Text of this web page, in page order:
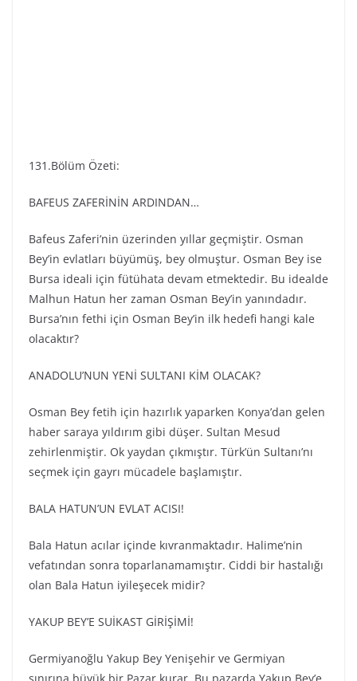
131.Bölüm Özeti:
BAFEUS ZAFERİNİN ARDINDAN…
Bafeus Zaferi’nin üzerinden yıllar geçmiştir. Osman
Bey’in evlatları büyümüş, bey olmuştur. Osman Bey ise
Bursa ideali için fütühata devam etmektedir. Bu idealde
Malhun Hatun her zaman Osman Bey’in yanındadır.
Bursa’nın fethi için Osman Bey’in ilk hedefi hangi kale
olacaktır?
ANADOLU’NUN YENİ SULTANI KİM OLACAK?
Osman Bey fetih için hazırlık yaparken Konya’dan gelen
haber saraya yıldırım gibi düşer. Sultan Mesud
zehirlenmiştir. Ok yaydan çıkmıştır. Türk’ün Sultanı’nı
seçmek için gayrı mücadele başlamıştır.
BALA HATUN’UN EVLAT ACISI!
Bala Hatun acılar içinde kıvranmaktadır. Halime’nin
vefatından sonra toparlanamamıştır. Ciddi bir hastalığı
olan Bala Hatun iyileşecek midir?
YAKUP BEY’E SUİKAST GİRİŞİMİ!
Germiyanoğlu Yakup Bey Yenişehir ve Germiyan